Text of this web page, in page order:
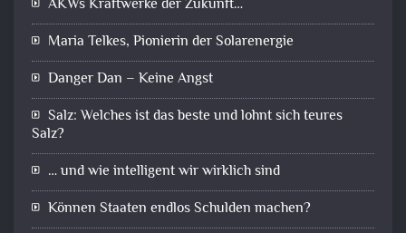
AKWs Kraftwerke der Zukunft…
Maria Telkes, Pionierin der Solarenergie
Danger Dan – Keine Angst
Salz: Welches ist das beste und lohnt sich teures
Salz?
… und wie intelligent wir wirklich sind
Können Staaten endlos Schulden machen?